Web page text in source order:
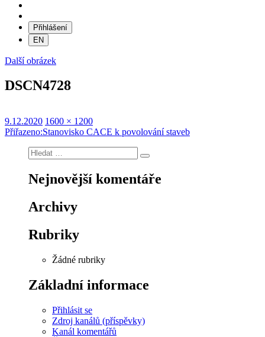
Přihlášení
EN
Další obrázek
DSCN4728
Publikováno:
9.12.2020 Původní
velikost:
1600 × 1200
Navigace
Přiřazeno:Stanovisko CACE k povolování staveb
Hledat:
Hledání
Nejnovější komentáře
Archivy
Rubriky
Žádné rubriky
Základní informace
Přihlásit se
Zdroj kanálů (příspěvky)
Kanál komentářů